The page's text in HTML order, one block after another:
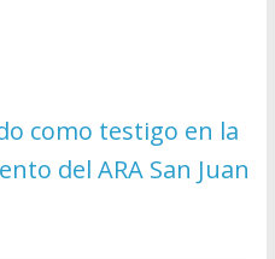
como testigo en la
del ARA San Juan